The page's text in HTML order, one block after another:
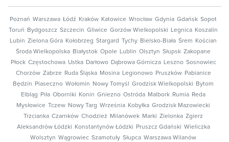
Poznań Warszawa Łódź Kraków Katowice Wrocław Gdynia Gdańsk Sopot
Toruń
Bydgoszcz Szczecin Gliwice Gorzów Wielkopolski Legnica Koszalin
Lubin Zielona Góra Kołobrzeg Stargard Tychy Bielsko-Biała Śrem
Kościan
Środa Wielkopolska Białystok Opole Lublin Olsztyn Słupsk Zakopane
Płock Częstochowa Ustka Darłowo Dąbrowa Górnicza Leszno Sosnowiec
Chorzów Zabrze Ruda Śląska Mosina Legionowo Pruszków
Pabianice
Będzin
Piaseczno Wołomin Nowy Tomyśl Grodzisk Wielkopolski
Bytom
Elbląg
Piła Oborniki Konin Gniezno Ostróda Malbork Rumia Reda
Mysłowice
Tczew Nowy Targ Września Kobyłka Grodzisk Mazowiecki
Trzcianka Czarnków Chodzież Milanówek Marki Zielonka Zgierz
Aleksandrów Łódzki
Konstantynów Łódzki Pruszcz Gdański Wieliczka
Wolsztyn Wągrowiec Szamotuły Słupca Warszawa Wilanów